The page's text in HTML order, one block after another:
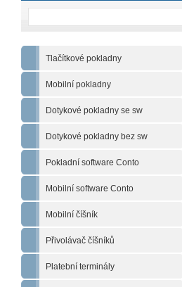
Tlačítkové pokladny
Mobilní pokladny
Dotykové pokladny se sw
Dotykové pokladny bez sw
Pokladní software Conto
Mobilní software Conto
Mobilní číšník
Přivolávač číšníků
Platební terminály